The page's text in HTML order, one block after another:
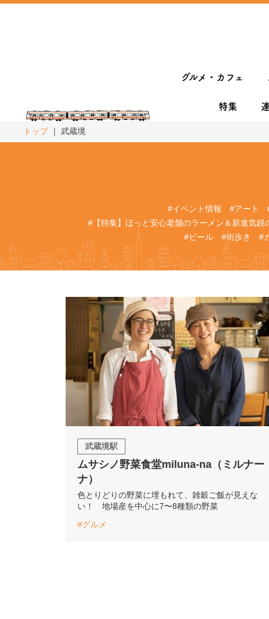
グルメ・カフェ
特集
トップ 武蔵境
#イベント情報 #アート
#【特集】ほっと安心老舗のラーメン＆新進気鋭
#ビール
#街歩き #
武蔵境駅
ムサシノ野菜食堂miluna-na（ミルナー
ナ）
色とりどりの野菜に埋もれて、雑穀ご飯が見えな
い！ 地場産を中心に7〜8種類の野菜
#グルメ